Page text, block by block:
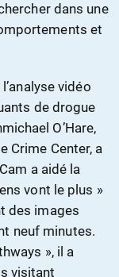
dans une
et
vidéo
de drogue
O’Hare,
Crime Center, a
a aidé la
vont le plus »
des images
neuf minutes.
», il a
visitant